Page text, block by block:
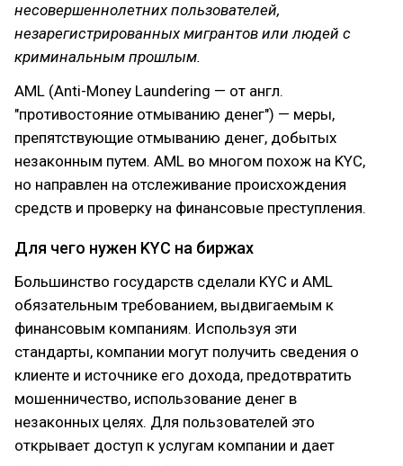
несовершеннолетних пользователей,
незарегистрированных мигрантов или людей с
криминальным прошлым.
AML (Anti-Money Laundering — от англ.
"противостояние отмыванию денег") — меры,
препятствующие отмыванию денег, добытых
незаконным путем. AML во многом похож на KYC,
но направлен на отслеживание происхождения
средств и проверку на финансовые преступления.
Для чего нужен KYC на биржах
Большинство государств сделали KYC и AML
обязательным требованием, выдвигаемым к
финансовым компаниям. Используя эти
стандарты, компании могут получить сведения о
клиенте и источнике его дохода, предотвратить
мошенничество, использование денег в
незаконных целях. Для пользователей это
открывает доступ к услугам компании и дает